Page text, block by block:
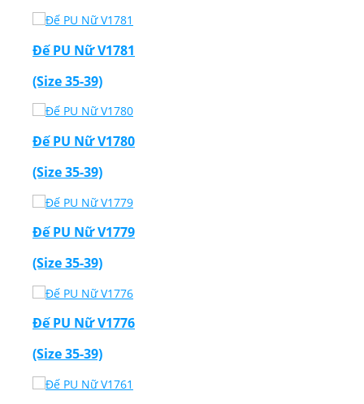
Đế PU Nữ V1781
(Size 35-39)
Đế PU Nữ V1780
(Size 35-39)
Đế PU Nữ V1779
(Size 35-39)
Đế PU Nữ V1776
(Size 35-39)